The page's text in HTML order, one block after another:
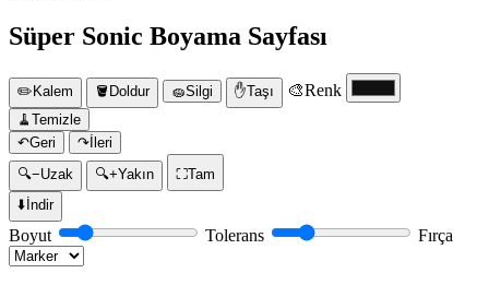
Süper Sonic Boyama Sayfası
✏️Kalem 🪣 Doldur 🧽Silgi ✋Taşı 🎨Renk
🧹 Temizle
↶Geri ↷İleri
🔍−Uzak 🔍+Yakın ⛶Tam
⬇️İndir
Boyut Tolerans Fırça